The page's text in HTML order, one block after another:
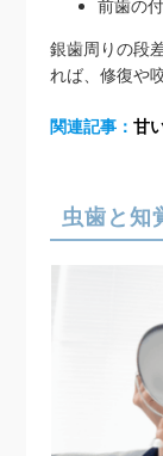
前歯の
銀歯周りの段
れば、修復や
関連記事：甘
虫歯と知